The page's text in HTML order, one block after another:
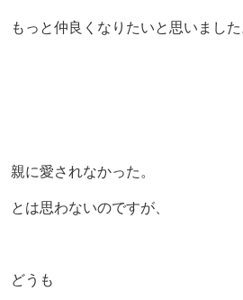
もっと仲良くなりたいと思いました
親に愛されなかった。
とは思わないのですが、
どうも